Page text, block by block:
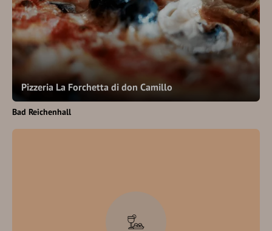
Pizzeria La Forchetta di don Camillo
Bad Reichenhall